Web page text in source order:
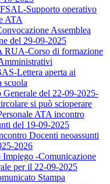
Supporto operativo
ATA
Assemblea
del 29-09-2025
Corso di formazione
Lettera aperta ai
scuola
del 22-09-2025-
si può scioperare
ATA incontro
del 19-09-2025
Docenti neoassunti
2026
-Comunicazione
per il 22-09-2025
Stampa